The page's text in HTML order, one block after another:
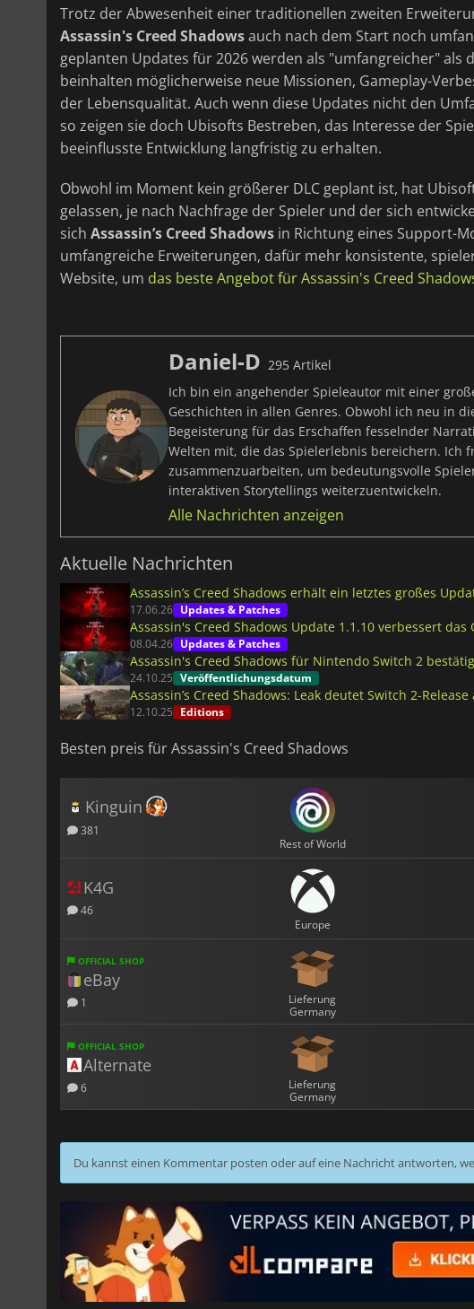
Trotz der Abwesenheit einer traditionellen zweiten
Assassin's Creed Shadowsauch nach dem Start noch
geplanten Updates für 2026 werden als "umfangreicher" als
beinhalten möglicherweise neue Missionen, Gameplay-
der Lebensqualität. Auch wenn diese Updates nicht den
so zeigen sie doch Ubisofts Bestreben, das Interesse der
beeinflusste Entwicklung langfristig zu erhalten.
Obwohl im Moment kein größerer DLC geplant ist, hat
gelassen, je nach Nachfrage der Spieler und der sich
sich Assassin’s Creed Shadows in Richtung eines Support-
umfangreiche Erweiterungen, dafür mehr konsistente,
Website, um das beste Angebot für Assassin's Creed
Daniel-D 295 Artikel
Ich bin ein angehender Spieleautor mit einer
Geschichten in allen Genres. Obwohl ich neu in
Begeisterung für das Erschaffen fesselnder
Welten mit, die das Spielerlebnis bereichern. Ich
zusammenzuarbeiten, um bedeutungsvolle
interaktiven Storytellings weiterzuentwickeln.
Alle Nachrichten anzeigen
Aktuelle Nachrichten
Assassin’s Creed Shadows erhält ein letztes großes
17.06.26 Updates & Patches
Assassin's Creed Shadows Update 1.1.10 verbessert das
08.04.26 Updates & Patches
Assassin's Creed Shadows für Nintendo Switch 2
24.10.25 Veröffentlichungsdatum
Assassin’s Creed Shadows: Leak deutet Switch 2-Release
12.10.25 Editions
Besten preis für Assassin's Creed Shadows
Kinguin
381
Rest of World
K4G
46
Europe
OFFICIAL SHOP
eBay
1
Lieferung
Germany
OFFICIAL SHOP
Alternate
6
Lieferung
Germany
Du kannst einen Kommentar posten oder auf eine Nachricht antworten,